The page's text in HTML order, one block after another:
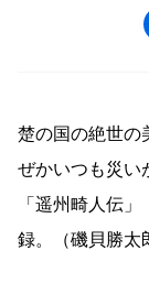
楚の国の絶世の
ぜかいつも災い
「遥州畸人伝
録。（磯貝勝太